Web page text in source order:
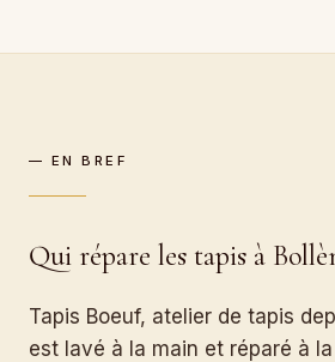
— EN BREF
Qui répare les tapis à
Tapis Boeuf, atelier de tapis
est lavé à la main et réparé à